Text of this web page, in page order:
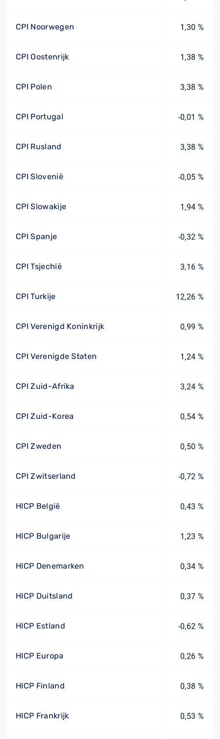
CPI Noorwegen 1,30 %
CPI Oostenrijk 1,38 %
CPI Polen 3,38 %
CPI Portugal -0,01 %
CPI Rusland 3,38 %
CPI Slovenië -0,05 %
CPI Slowakije 1,94 %
CPI Spanje -0,32 %
CPI Tsjechië 3,16 %
CPI Turkije 12,26 %
CPI Verenigd Koninkrijk 0,99 %
CPI Verenigde Staten 1,24 %
CPI Zuid-Afrika 3,24 %
CPI Zuid-Korea 0,54 %
CPI Zweden 0,50 %
CPI Zwitserland -0,72 %
HICP België 0,43 %
HICP Bulgarije 1,23 %
HICP Denemarken 0,34 %
HICP Duitsland 0,37 %
HICP Estland -0,62 %
HICP Europa 0,26 %
HICP Finland 0,38 %
HICP Frankrijk 0,53 %